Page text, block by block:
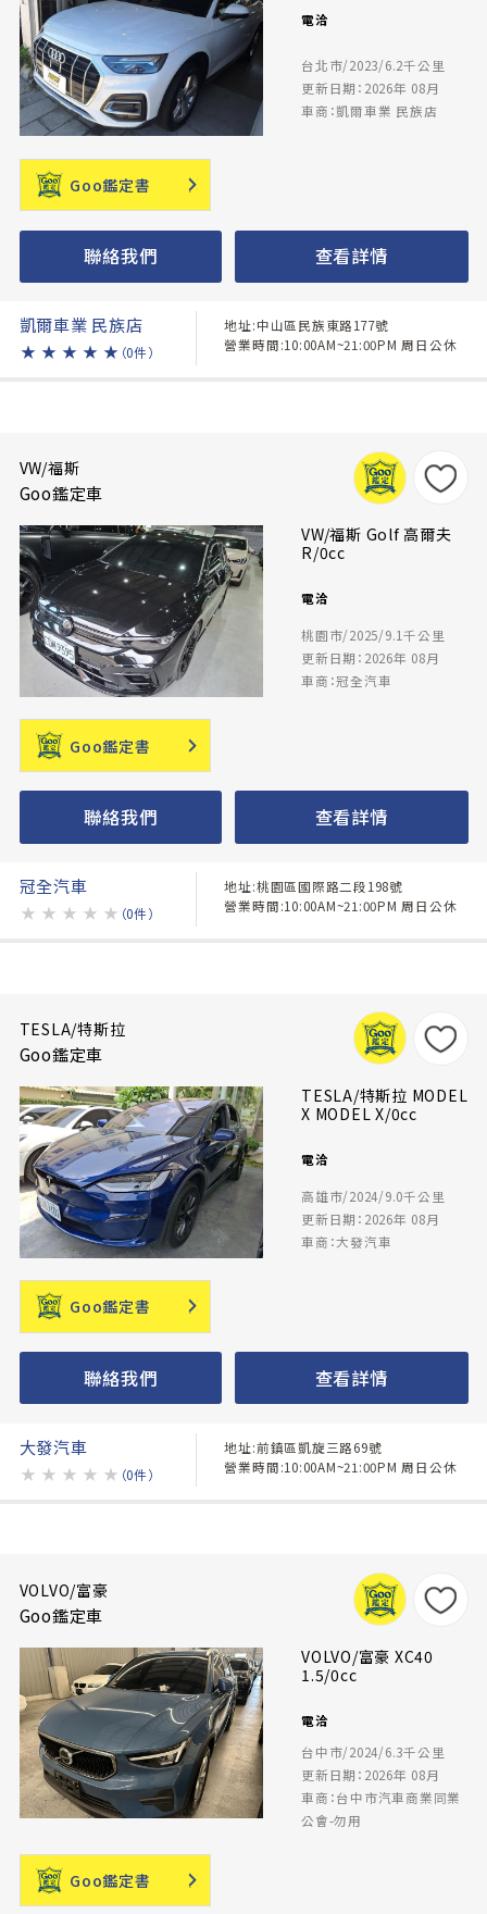
電洽
台北市/2023/6.2千公里
更新日期：2026年 08月
車商：凱爾車業 民族店
Goo鑑定書
聯絡我們 查看詳情
凱爾車業 民族店
★ ★ ★ ★ ★ （0件）
地址:中山區民族東路177號
營業時間:10:00AM~21:00PM 周日公休
VW/福斯
Goo鑑定車
VW/福斯 Golf 高爾夫
R/0cc
電洽
桃園市/2025/9.1千公里
更新日期：2026年 08月
車商：冠全汽車
Goo鑑定書
聯絡我們 查看詳情
冠全汽車
★ ★ ★ ★ ★ （0件）
地址:桃園區國際路二段198號
營業時間:10:00AM~21:00PM 周日公休
TESLA/特斯拉
Goo鑑定車
TESLA/特斯拉 MODEL
X MODEL X/0cc
電洽
高雄市/2024/9.0千公里
更新日期：2026年 08月
車商：大發汽車
Goo鑑定書
聯絡我們 查看詳情
大發汽車
★ ★ ★ ★ ★ （0件）
地址:前鎮區凱旋三路69號
營業時間:10:00AM~21:00PM 周日公休
VOLVO/富豪
Goo鑑定車
VOLVO/富豪 XC40
1.5/0cc
電洽
台中市/2024/6.3千公里
更新日期：2026年 08月
車商：台中市汽車商業同業
公會-勿用
Goo鑑定書